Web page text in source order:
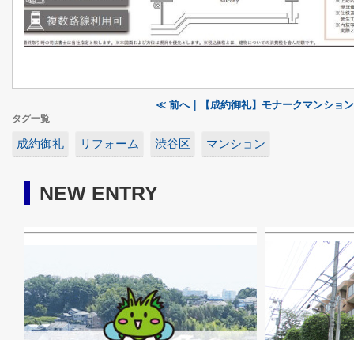
≪ 前へ｜【成約御礼】モナークマンショ
タグ一覧
成約御礼 リフォーム 渋谷区 マンション
NEW ENTRY